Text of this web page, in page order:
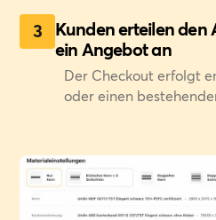
3
Kunden erteilen den
ein Angebot an
Der Checkout erfolgt
oder einen